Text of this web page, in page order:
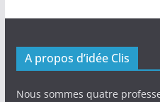
A propos d’idée Clis
Nous sommes quatre